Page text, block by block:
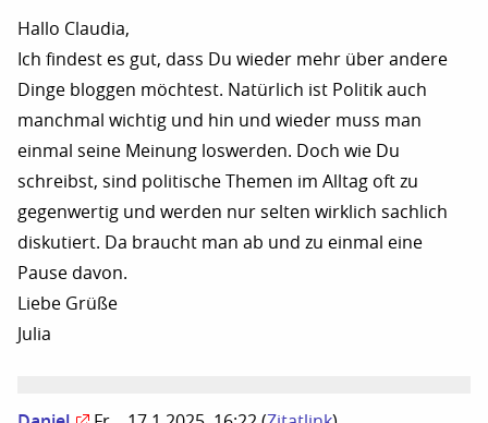
Hallo Claudia,
Ich findest es gut, dass Du wieder mehr über andere
Dinge bloggen möchtest. Natürlich ist Politik auch
manchmal wichtig und hin und wieder muss man
einmal seine Meinung loswerden. Doch wie Du
schreibst, sind politische Themen im Alltag oft zu
gegenwertig und werden nur selten wirklich sachlich
diskutiert. Da braucht man ab und zu einmal eine
Pause davon.
Liebe Grüße
Julia